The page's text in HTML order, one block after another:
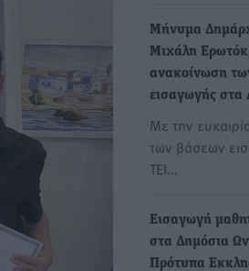
Μήνυμα
Μιχάλη
ανακοίνωση
εισαγωγής στα
Με την
των βάσεων
ΤΕΙ…
Εισαγωγή
στα Δημόσια
Πρότυπα